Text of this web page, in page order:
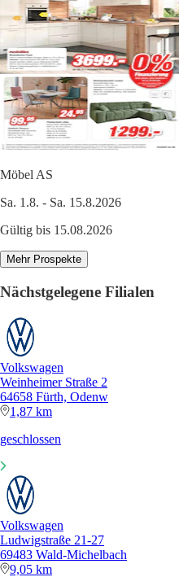
Möbel AS
Sa. 1.8. - Sa. 15.8.2026
Gültig bis 15.08.2026
Mehr Prospekte
Nächstgelegene Filialen
Volkswagen
Weinheimer Straße 2
64658 Fürth, Odenw
1,87 km
geschlossen
Volkswagen
Ludwigstraße 21-27
69483 Wald-Michelbach
9,05 km